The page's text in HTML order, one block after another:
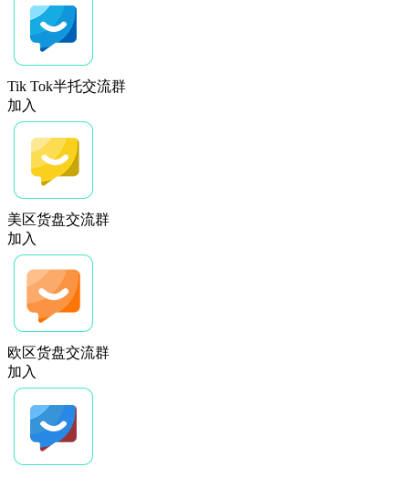
Tik Tok半托交流群
加入
美区货盘交流群
加入
欧区货盘交流群
加入